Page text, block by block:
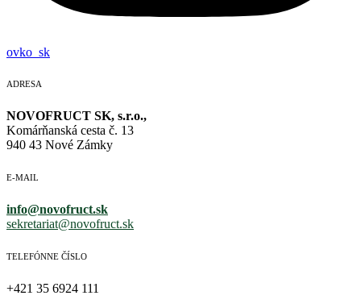
ovko_sk
ADRESA
NOVOFRUCT SK, s.r.o.,
Komárňanská cesta č. 13
940 43 Nové Zámky
E-MAIL
info@novofruct.sk
sekretariat@novofruct.sk
TELEFÓNNE ČÍSLO
+421 35 6924 111